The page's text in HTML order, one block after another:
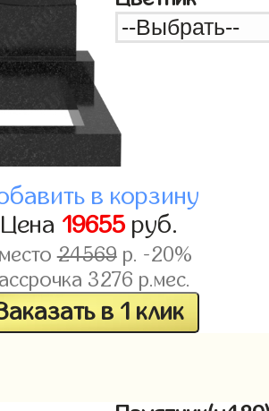
в корзину
Цена 19655руб.
24569р. -20%
3276 р.мес.
в 1 клик